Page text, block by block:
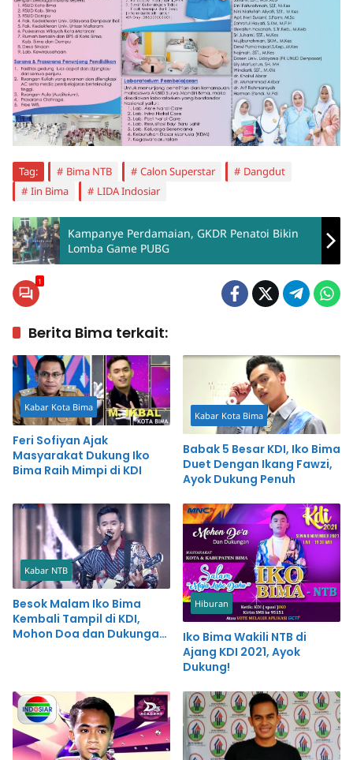
Tag: Bima NTB Calon Superstar
Dangdut
Iin Bima
LIDA Indosiar
Kampanye Perdamaian, GKDR Penatoi Bikin
Lomba Game PUBG
1
Berita Bima terkait:
Kabar Kota Bima
Feri Sofiyan Ajak
Masyarakat Dukung Iko
Bima Raih Mimpi di KDI
Kabar Kota Bima
Babak 5 Besar KDI, Iko Bima
Duet Dengan Ikang Fawzi,
Ayok Dukung Penuh
Kabar NTB
Besok Malam Iko Bima
Kembali Tampil di KDI,
Mohon Doa dan Dukungan
Hiburan
Iko Bima Wakili NTB di
Ajang KDI 2021, Ayok
Dukung!